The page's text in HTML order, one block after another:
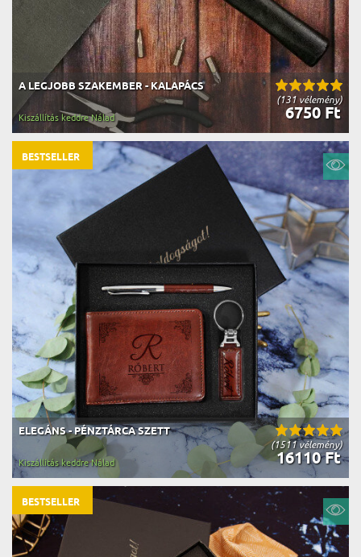
(131 vélemény)
A LEGJOBB SZAKEMBER - KALAPÁCS
6750 Ft
Kiszállítás keddre Nálad
(1511 vélemény)
ELEGÁNS - PÉNZTÁRCA SZETT
16110 Ft
Kiszállítás keddre Nálad
BESTSELLER
BESTSELLER